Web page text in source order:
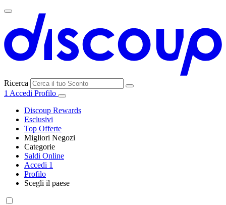
Ricerca
1 Accedi Profilo
Discoup Rewards
Esclusivi
Top Offerte
Migliori Negozi
SHEIN
Categorie
Elettronica e
Saldi Online
Accedi 1
Profilo
Scegli il paese